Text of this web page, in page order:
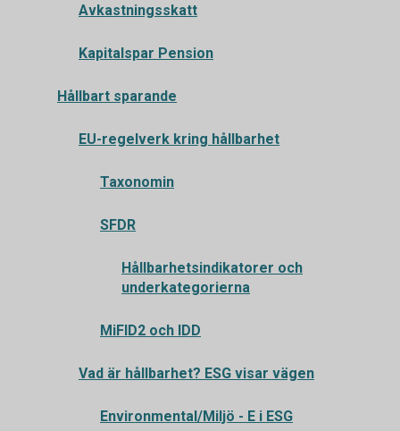
Avkastningsskatt
Kapitalspar Pension
Hållbart sparande
EU-regelverk kring hållbarhet
Taxonomin
SFDR
Hållbarhetsindikatorer och
underkategorierna
MiFID2 och IDD
Vad är hållbarhet? ESG visar vägen
Environmental/Miljö - E i ESG